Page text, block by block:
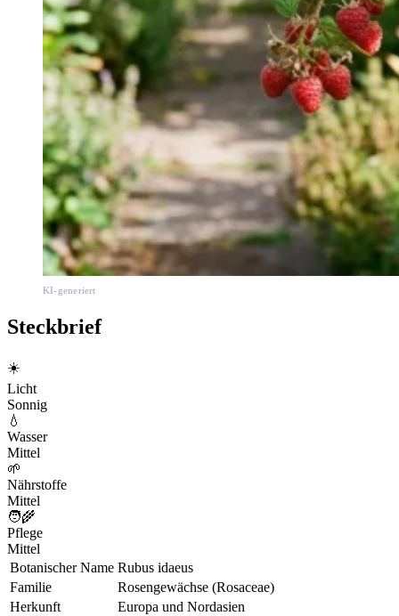
KI-generiert
Steckbrief
☀️
Licht
Sonnig
💧
Wasser
Mittel
🌱
Nährstoffe
Mittel
🧑‍🌾
Pflege
Mittel
Botanischer Name Rubus idaeus
Familie
Rosengewächse (Rosaceae)
Herkunft
Europa und Nordasien